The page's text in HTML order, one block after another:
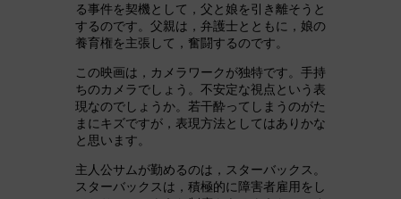
る事件を契機として，父と娘を引き離そうと
するのです。父親は，弁護士とともに，娘の
養育権を主張して，奮闘するのです。
この映画は，カメラワークが独特です。手持
ちのカメラでしょう。不安定な視点という表
現なのでしょうか。若干酔ってしまうのがた
まにキズですが，表現方法としてはありかな
と思います。
主人公サムが勤めるのは，スターバックス。
スターバックスは，積極的に障害者雇用をし